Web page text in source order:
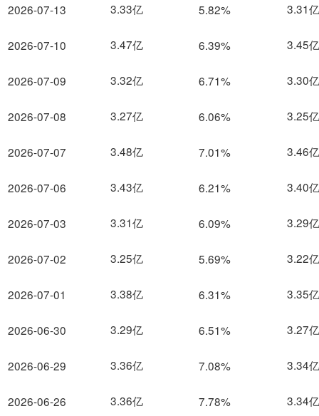
2026-07-13
2026-07-10
2026-07-09
2026-07-08
2026-07-07
2026-07-06
2026-07-03
2026-07-02
2026-07-01
2026-06-30
2026-06-29
2026-06-26
3.33亿 5.82% 3.31亿
3.47亿 6.39% 3.45亿
3.32亿 6.71% 3.30亿
3.27亿 6.06% 3.25亿
3.48亿 7.01% 3.46亿
3.43亿 6.21% 3.40亿
3.31亿 6.09% 3.29亿
3.25亿 5.69% 3.22亿
3.38亿 6.31% 3.35亿
3.29亿 6.51% 3.27亿
3.36亿 7.08% 3.34亿
3.36亿 7.78% 3.34亿